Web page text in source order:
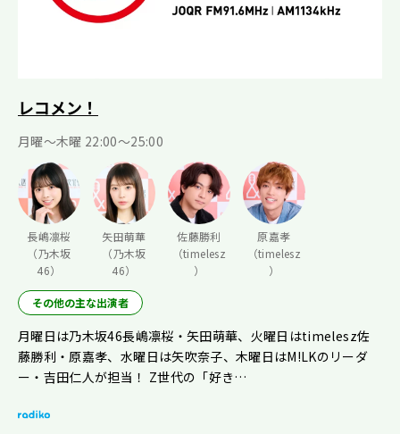
レコメン！
月曜〜木曜 22:00〜25:00
長嶋凛桜
（乃木坂
46）
矢田萌華
（乃木坂
46）
佐藤勝利
（timelesz
）
原嘉孝
（timelesz
）
その他の主な出演者
月曜日は乃木坂46長嶋凛桜・矢田萌華、火曜日はtimelesz佐
藤勝利・原嘉孝、水曜日は矢吹奈子、木曜日はM!LKのリーダ
ー・吉田仁人が担当！ Z世代の「好き…